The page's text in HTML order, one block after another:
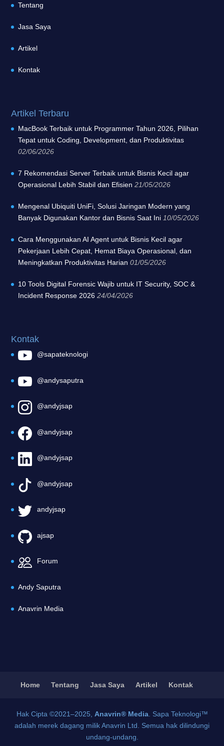
Tentang
Jasa Saya
Artikel
Kontak
Artikel Terbaru
MacBook Terbaik untuk Programmer Tahun 2026, Pilihan
Tepat untuk Coding, Development, dan Produktivitas
02/06/2026
7 Rekomendasi Server Terbaik untuk Bisnis Kecil agar
Operasional Lebih Stabil dan Efisien 21/05/2026
Mengenal Ubiquiti UniFi, Solusi Jaringan Modern yang
Banyak Digunakan Kantor dan Bisnis Saat Ini 10/05/2026
Cara Menggunakan AI Agent untuk Bisnis Kecil agar
Pekerjaan Lebih Cepat, Hemat Biaya Operasional, dan
Meningkatkan Produktivitas Harian 01/05/2026
10 Tools Digital Forensic Wajib untuk IT Security, SOC &
Incident Response 2026 24/04/2026
Kontak
@sapateknologi
@andysaputra
@andyjsap
@andyjsap
@andyjsap
@andyjsap
andyjsap
ajsap
Forum
Andy Saputra
Anavrin Media
Home Tentang Jasa Saya Artikel Kontak
Hak Cipta ©2021–2025, Anavrin® Media. Sapa Teknologi™
adalah merek dagang milik Anavrin Ltd. Semua hak dilindungi
undang-undang.